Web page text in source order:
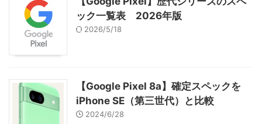
ック一覧表 2026年版
2026/5/18
【Google Pixel 8a】確定スペックを
iPhone SE（第三世代）と比較
2024/6/28